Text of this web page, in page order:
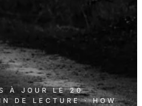
À JOUR LE20
DE LECTURE · HOW